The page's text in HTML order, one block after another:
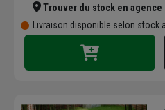
Trouver du stock en agence
Livraison disponible selon stock